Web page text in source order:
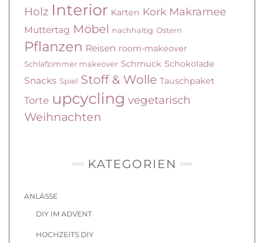
Holz Interior Karten Kork Makramee
Muttertag Möbel nachhaltig Ostern
Pflanzen Reisen room-makeover
Schlafzimmer makeover Schmuck Schokolade
Snacks Spiel Stoff & Wolle Tauschpaket
Torte upcycling vegetarisch
Weihnachten
KATEGORIEN
ANLÄSSE
DIY IM ADVENT
HOCHZEITS DIY